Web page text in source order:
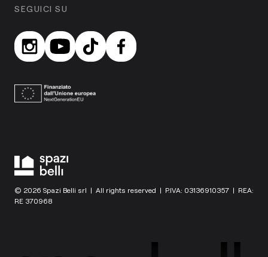
SEGUICI SU
© 2026 Spazi Belli srl | All rights reserved | P.IVA: 03136910357 | REA:
RE 370968